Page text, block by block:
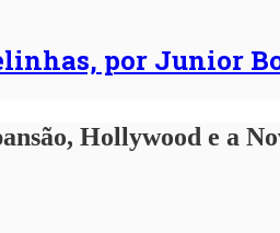
por Junior
Hollywood e a